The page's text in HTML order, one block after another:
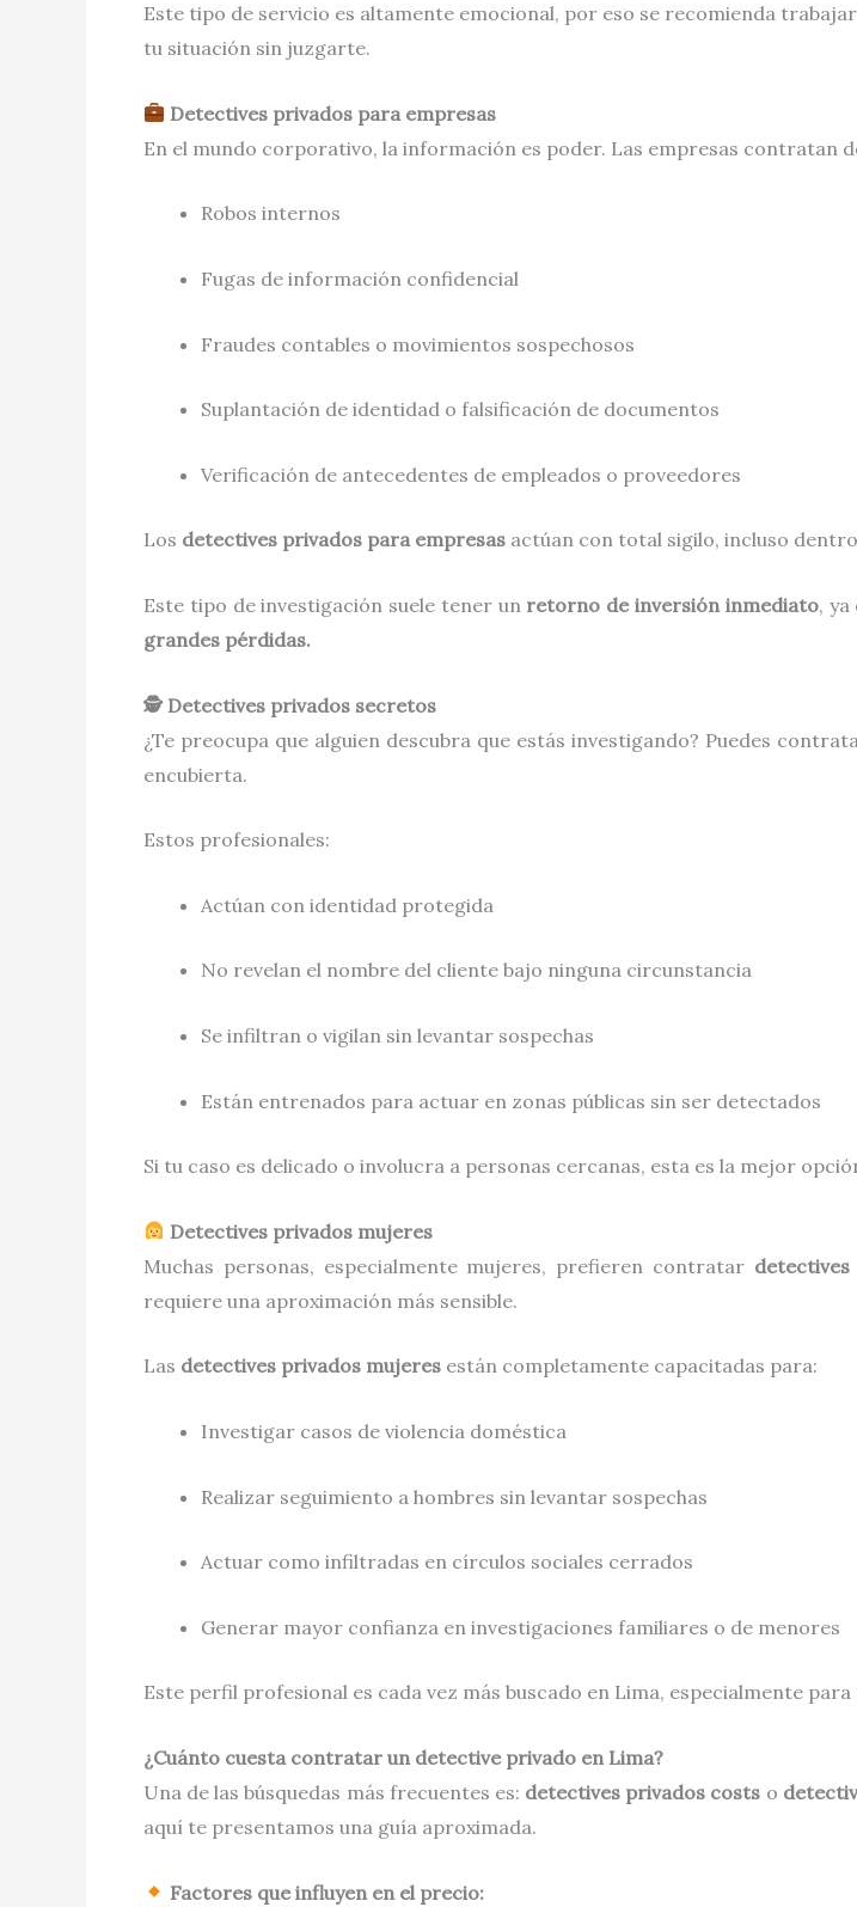
Este tipo de servicio es altamente emocional, por eso se recomienda
tu situación sin juzgarte.
Detectives privados para empresas
En el mundo corporativo, la información es poder. Las empresas contratan
Robos internos
Fugas de información confidencial
Fraudes contables o movimientos sospechosos
Suplantación de identidad o falsificación de documentos
Verificación de antecedentes de empleados o proveedores
Los detectives privados para empresas actúan con total sigilo, incluso
Este tipo de investigación suele tener un retorno de inversión inmediato, ya
grandes pérdidas.
🕵️ Detectives privados secretos
¿Te preocupa que alguien descubra que estás investigando? Puedes
encubierta.
Estos profesionales:
Actúan con identidad protegida
No revelan el nombre del cliente bajo ninguna circunstancia
Se infiltran o vigilan sin levantar sospechas
Están entrenados para actuar en zonas públicas sin ser detectados
Si tu caso es delicado o involucra a personas cercanas, esta es la mejor
Detectives privados mujeres
Muchas personas, especialmente mujeres, prefieren contratar
requiere una aproximación más sensible.
Las detectives privados mujeres están completamente capacitadas para:
Investigar casos de violencia doméstica
Realizar seguimiento a hombres sin levantar sospechas
Actuar como infiltradas en círculos sociales cerrados
Generar mayor confianza en investigaciones familiares o de menores
Este perfil profesional es cada vez más buscado en Lima, especialmente
¿Cuánto cuesta contratar un detective privado en Lima?
Una de las búsquedas más frecuentes es: detectives privados costs o
aquí te presentamos una guía aproximada.
Factores que influyen en el precio: